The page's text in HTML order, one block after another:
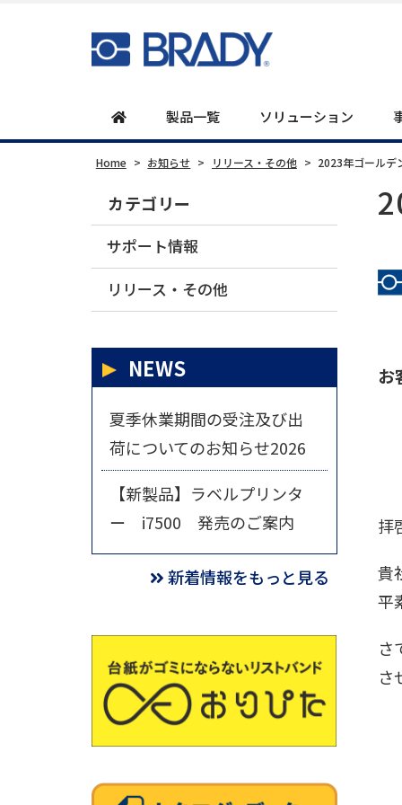
製品一覧 ソリューション
Home > お知らせ > リリース・その他 > 2023年ゴールデ
お
拝
貴
平
さ
さ
カテゴリー
サポート情報
リリース・その他
NEWS
夏季休業期間の受注及び出
荷についてのお知らせ2026
【新製品】ラベルプリンタ
ー i7500 発売のご案内
新着情報をもっと見る